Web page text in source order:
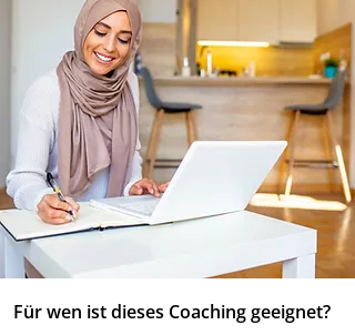
Für wen ist dieses Coaching geeignet?